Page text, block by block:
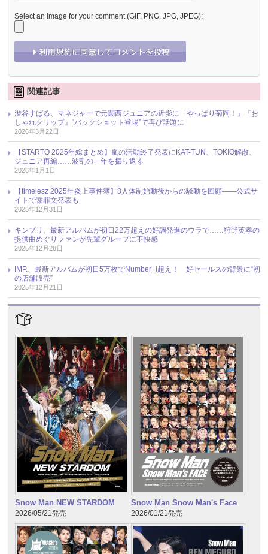
Select an image for your comment (GIF, PNG, JPG, JPEG):
関連記事
渋谷すばる、マネジャーで元関西ジュニアの近影に「やっぱり菊岡！」『お
しゃれクリップ』“バックショット登場”で再び話題に
2026年3月22日
【STARTO 2025年総まとめ】嵐の活動終了発表にKAT-TUN、TOKIO解散、
ジュニア再編……波乱の一年を振り返る
2026年1月1日
【timelesz 2025年炎上事件簿】8人体制始動後からの騒動を回顧――公式サ
イトで謝罪文発表も
2025年12月31日
キンプリ、最新アルバムが初日22万超えの好調発進のウラで……狩野英孝の
提供曲めぐりファンが先輩グループに不快感
2025年12月28日
IMP.、最新アルバムが初日5万枚でNumber_i超え！ 好セールスの背景に“初
の店舗販売”
2025年12月21日
Snow Man NEW STARDOM
2026/05/21発売
Snow Man Snow Man's Face
2026/01/21発売